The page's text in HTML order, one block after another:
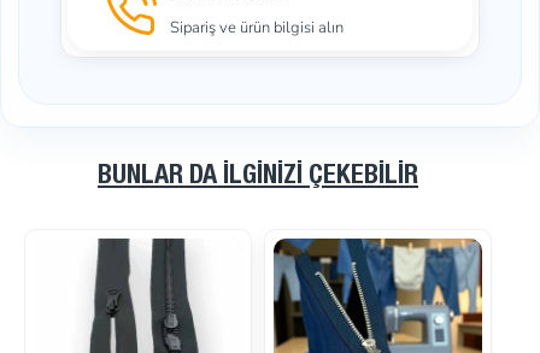
Sipariş ve ürün bilgisi alın
BUNLAR DA İLGINIZI ÇEKEBILIR